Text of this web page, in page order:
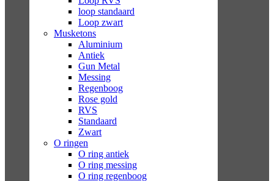
loop standaard
Loop zwart
Musketons
Aluminium
Antiek
Gun Metal
Messing
Regenboog
Rose gold
RVS
Standaard
Zwart
O ringen
O ring antiek
O ring messing
O ring regenboog